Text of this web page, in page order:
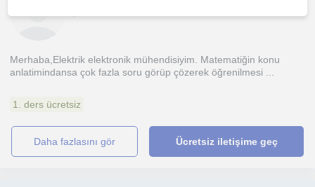
Merhaba,Elektrik elektronik mühendisiyim. Matematiğin konu
anlatimindansa çok fazla soru görüp çözerek öğrenilmesi ...
1. ders ücretsiz
daha fazlasını gör Ücretsiz iletişime geç